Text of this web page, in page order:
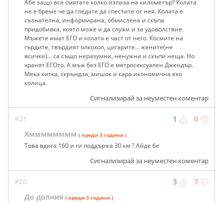
Абе защо все смятате колко излиза на километър? Колата
не е бреме че да гледате да спестите от нея. Колата е
съзнателна, информирана, обмислена и скъпа
придобивка, която може и да служи и за удоволствие.
Мъжете имат ЕГО и колата е част от него. Космите на
гърдите, твърдият олкохол, цигарите... жените(не
всички)... са също неразумни, ненужни и скъпи неща. Но
хранят ЕГОто. А мъж без ЕГО е метросексуален Джендър.
Мека китка, скръндза, мишок и кара икономична еко
колица.
Сигнализирай за неуместен коментар
#21 1 0
Хмммммммм ( преди 3 години )
Това вдига 160 и ги поддържа 30 км ? Айде бе
Сигнализирай за неуместен коментар
#20 3 7
До долния ( преди 3 години )